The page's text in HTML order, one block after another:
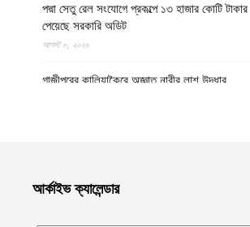
পদ্মা সেতু রেল সংযোগে প্রকল্পে ১৩ হাজার কোটি
পেয়েছে সরকারি অডিট
আগস্ট ৮, ২০২৬
গাজীপুরের কালিয়াকৈরে অজ্ঞাত নারীর লাশ উদ্ধার
হেলমান্দে বিপুল পরিমাণ অবৈধ অস্ত্র ও সামরিক সরঞ্জাম
আর্কাইভ ক্যালেন্ডার